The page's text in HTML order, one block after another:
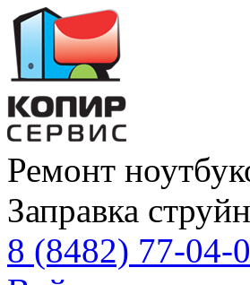
Ремонт
Заправка
8 (8482) 77-04-